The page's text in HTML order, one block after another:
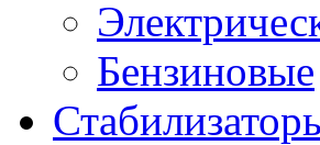
Бензиновые